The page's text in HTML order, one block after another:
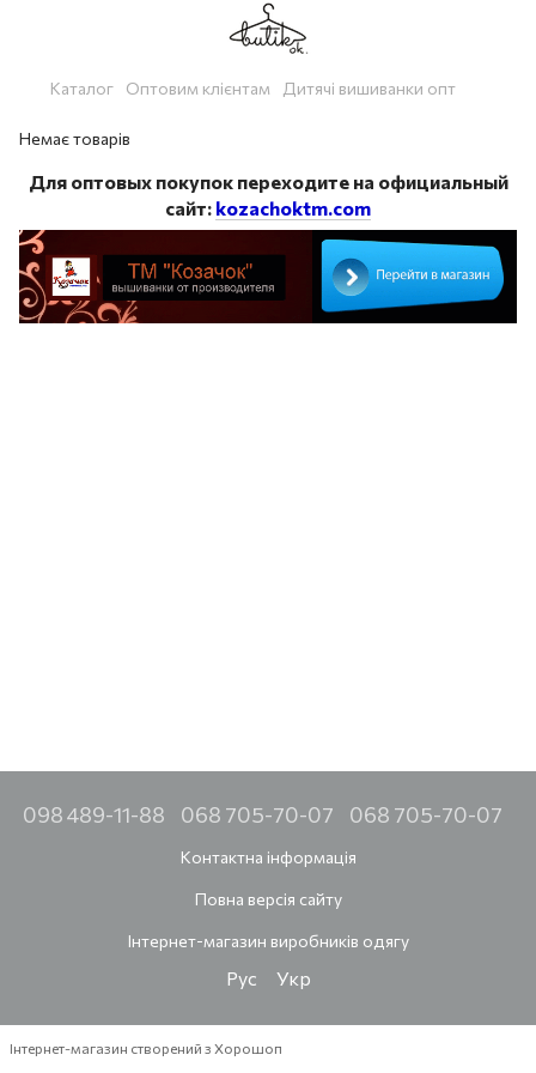
Каталог Оптовим клієнтам Дитячі вишиванки опт
Немає товарів
Для оптовых покупок переходите на официальный
сайт: kozachoktm.com
098 489-11-88 068 705-70-07 068 705-70-07
Контактна інформація
Повна версія сайту
Інтернет-магазин виробників одягу
Рус Укр
Інтернет-магазин створений з Хорошоп